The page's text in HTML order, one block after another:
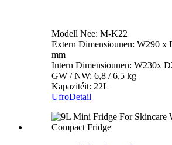
Modell Nee: M-K22
Extern Dimensiounen: W290 x
mm
Intern Dimensiounen: W230x
GW / NW: 6,8 / 6,5 kg
Kapazitéit: 22L
UfroDetail